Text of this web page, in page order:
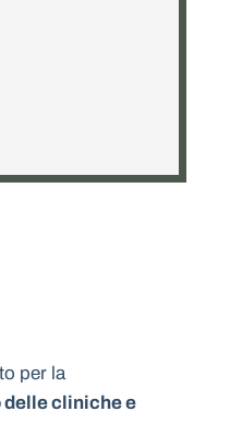
per la
delle cliniche e